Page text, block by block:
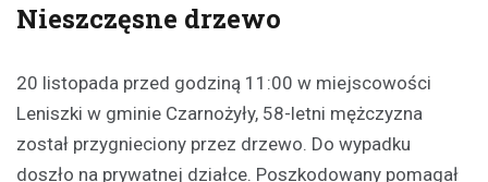
Nieszczęsne drzewo
20 listopada przed godziną 11:00 w miejscowości
Leniszki w gminie Czarnożyły, 58-letni mężczyzna
został przygnieciony przez drzewo. Do wypadku
doszło na prywatnej działce. Poszkodowany pomagał